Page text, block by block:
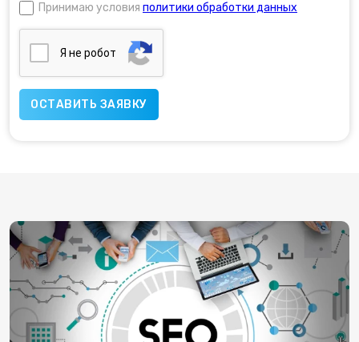
Принимаю условия политики обработки данных
Я нe poбoт